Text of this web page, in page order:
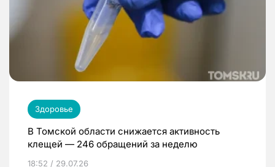
Здоровье
В Томской области снижается активность
клещей — 246 обращений за неделю
18:52 / 29.07.26